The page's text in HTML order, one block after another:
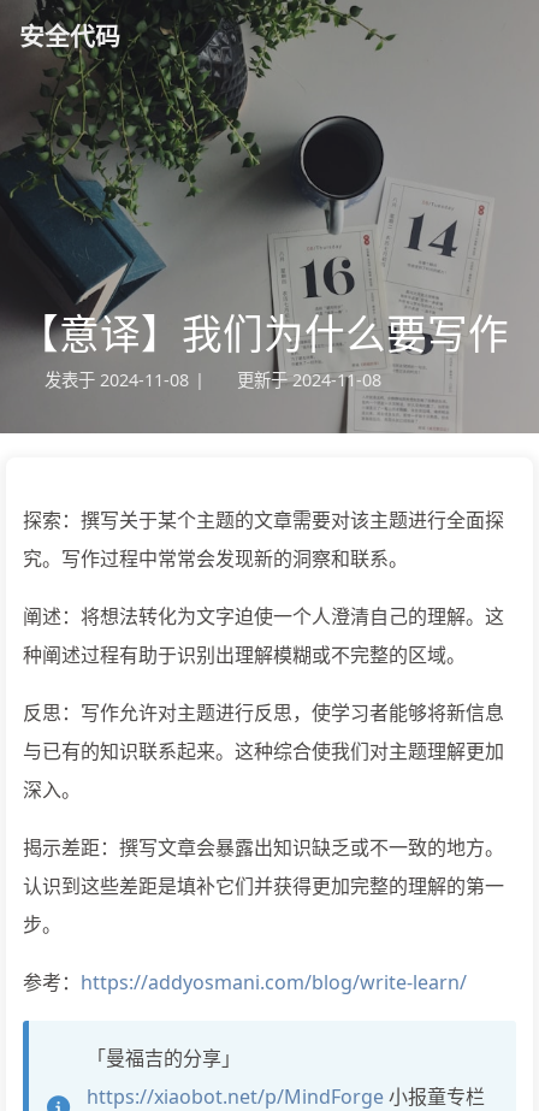
安全代码
【意译】我们为什么要写作
发表于 2024-11-08 | 更新于 2024-11-08
探索：撰写关于某个主题的文章需要对该主题进行全面探
究。写作过程中常常会发现新的洞察和联系。
阐述：将想法转化为文字迫使一个人澄清自己的理解。这
种阐述过程有助于识别出理解模糊或不完整的区域。
反思：写作允许对主题进行反思，使学习者能够将新信息
与已有的知识联系起来。这种综合使我们对主题理解更加
深入。
揭示差距：撰写文章会暴露出知识缺乏或不一致的地方。
认识到这些差距是填补它们并获得更加完整的理解的第一
步。
参考： https://addyosmani.com/blog/write-learn/
「曼福吉的分享」
https://xiaobot.net/p/MindForge小报童专栏